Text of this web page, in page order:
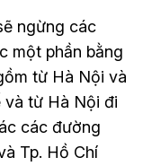
ngừng các
một phần bằng
từ Hà Nội và
và từ Hà Nội đi
các đường
Tp. Hồ Chí